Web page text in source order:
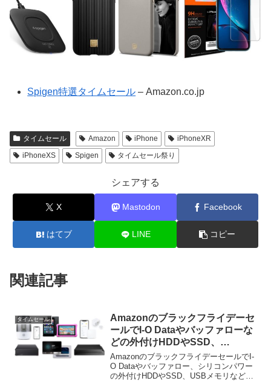
Spigen特選タイムセール – Amazon.co.jp
タイムセール Amazon iPhone
iPhoneXR
iPhoneXS
Spigen タイムセール祭り
シェアする
X Mastodon Facebook
はてブ LINE コピー
関連記事
タイムセール
Amazonのブラックフライデーセ
ールでI-O Dataやバッファローな
どの外付けHDDやSSD、
SwitchBotなどAlexa対応のスマ
ート家電が特別価格で販売中。
AmazonのブラックフライデーセールでI-
O Dataやバッファロー、シリコンパワー
の外付けHDDやSSD、USBメモリなどが